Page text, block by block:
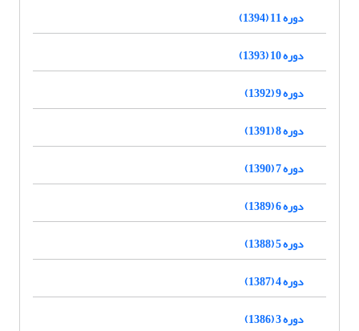
دوره 11 (1394)
دوره 10 (1393)
دوره 9 (1392)
دوره 8 (1391)
دوره 7 (1390)
دوره 6 (1389)
دوره 5 (1388)
دوره 4 (1387)
دوره 3 (1386)